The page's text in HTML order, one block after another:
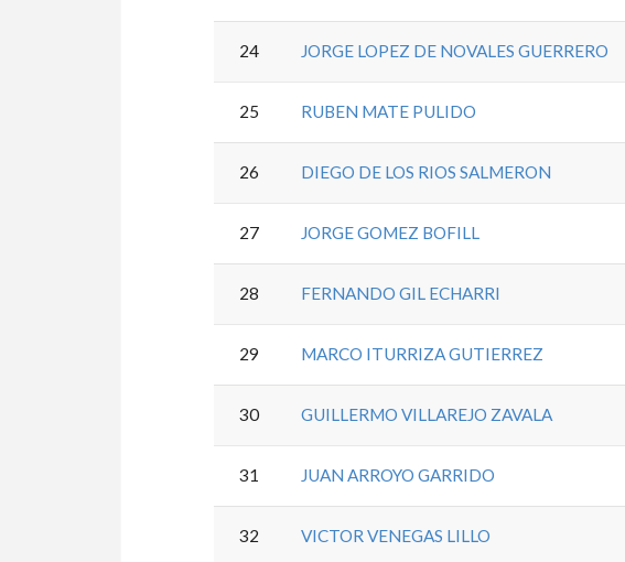
24 JORGE LOPEZ DE NOVALES GUERRERO
25 RUBEN MATE PULIDO
26 DIEGO DE LOS RIOS SALMERON
27 JORGE GOMEZ BOFILL
28 FERNANDO GIL ECHARRI
29 MARCO ITURRIZA GUTIERREZ
30 GUILLERMO VILLAREJO ZAVALA
31 JUAN ARROYO GARRIDO
32 VICTOR VENEGAS LILLO